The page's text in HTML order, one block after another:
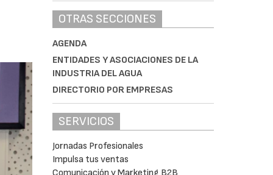
OTRAS SECCIONES
AGENDA
ENTIDADES Y ASOCIACIONES DE LA
INDUSTRIA DEL AGUA
DIRECTORIO POR EMPRESAS
SERVICIOS
Jornadas Profesionales
Impulsa tus ventas